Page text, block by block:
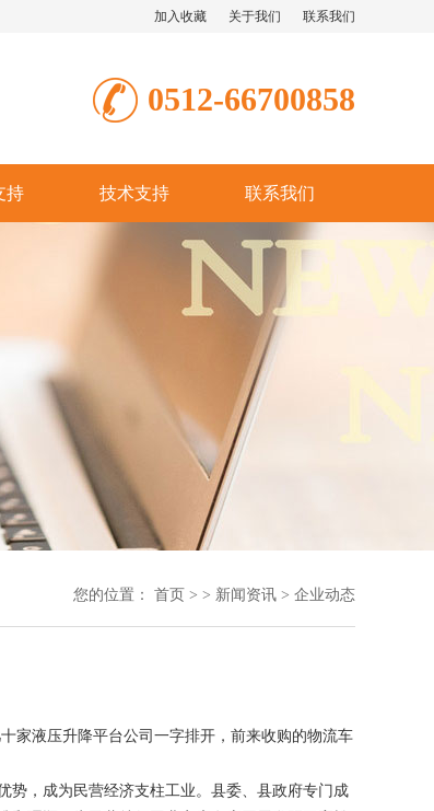
加入收藏 关于我们 联系我们
0512-66700858
持 技术支持 联系我们
您的位置： 首页 > > 新闻资讯 > 企业动态
家液压升降平台公司一字排开，前来收购的物流车
，成为民营经济支柱工业。县委、县政府专门成